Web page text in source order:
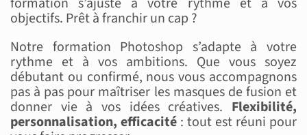
objectifs. Prêt à franchir un cap ?
Notre formation Photoshop s’adapte à votre
rythme et à vos ambitions. Que vous soyez
débutant ou confirmé, nous vous accompagnons
pas à pas pour maîtriser les masques de fusion et
donner vie à vos idées créatives. Flexibilité,
personnalisation, efficacité: tout est réuni pour